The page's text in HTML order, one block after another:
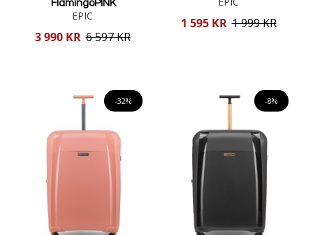
FlamingoPINK
EPIC
Reducerat
3 990 KR 6 597 KR
Reducerat
1 595 KR 1 999 KR
-32% -8%